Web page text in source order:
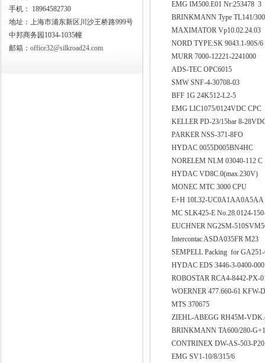
手机：
18964582730
地址：上海市浦东新区川沙王桥路999号
中邦商务园1034-1035幢
邮箱： office32@silkroad24.com
EMG IM500.E01 Nr:253478 3
BRINKMANN Type TL141/
MAXIMATOR Vp10.02.24.03
NORD TYPE:SK 9043.1-90S/
MURR 7000-12221-2241000
ADS-TEC OPC6015
SMW SNF-4-30708-03
BFF 1G 24K512-L2-5
EMG LIC1075/0124VDC CPC
KELLER PD-23/15bar 8-
PARKER NSS-371-8FO
HYDAC 0055D005BN4HC
NORELEM NLM 03040-112 C
HYDAC VD8C.0(max.230V)
MONEC MTC 3000 CPU
E+H 10L32-
MC SLK425-E No.28.0124-
EUCHNER NG2SM-
Intercontac ASDA035FR M23
SEMPELL Packing for
HYDAC EDS 3446-3-0400-
ROBOSTAR RCA4-8442-PX-
WOERNER 477.660-61 KFW-
MTS 370675
ZIEHL-ABEGG RH45M-
BRINKMANN TA600/280-
CONTRINEX DW-AS-503-
EMG SV1-10/8/315/6